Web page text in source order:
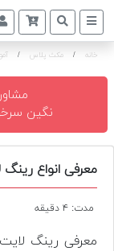
دوربین
و
تجهیزات
و
اکسسوری
دست
خانه / مکث پلاس /
نگین سرخوش
معرفی انواع رینگ
مدت: ۴ دقیقه
معرفی رینگ